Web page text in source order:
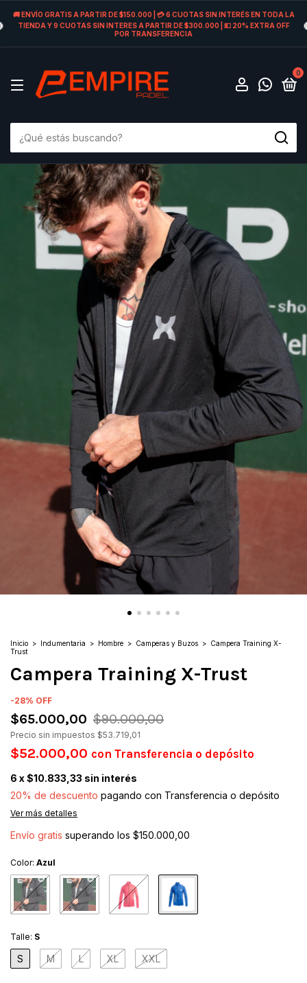
🚚 ENVÍO GRATIS A PARTIR DE $150.000 | 💳 6 CUOTAS SIN INTERÉS EN TODA LA
TIENDA Y 9 CUOTAS SIN INTERES A PARTIR DE $300.000 | 💵 20% EXTRA OFF
POR TRANSFERENCIA
0
Inicio > Indumentaria > Hombre > Camperas y Buzos > Campera Training X-
Trust
Campera Training X-Trust
-28% OFF
$65.000,00 $90.000,00
Precio sin impuestos $53.719,01
$52.000,00 con Transferencia o depósito
6 x$10.833,33 sin interés
20% de descuento pagando con Transferencia o depósito
Ver más detalles
Envío gratis superando los $150.000,00
Color: Azul
Talle: S
S M L XL XXL